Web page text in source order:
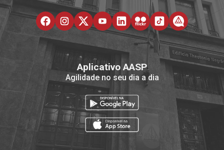
Aplicativo AASP
Agilidade no seu dia a dia